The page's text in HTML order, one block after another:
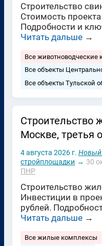
Строительство
Стоимость
Подробности и
Читать дальше →
Все животноводческие
Все объекты
Все объекты Тульской
Строительство
Москве, третья
4 августа 2026 г. Новый.
стройплощадки → 30
ПНР
Строительство
Инвестиции в
рублей.
Читать дальше →
Все жилые комплексы